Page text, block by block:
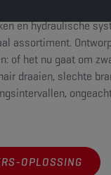
bescherming voor
en hydraulische
assortiment.
of het nu gaat om
draaien, slechte
OPLOSSING